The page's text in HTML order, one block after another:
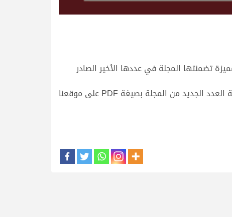
تضمنتها المجلة في عددها الأخير الصادر
تم توزيع المجلة المطبوعة مؤخراً بميدان التحدي على مدار الأسبوع الحالي، ولمن فاته العدد الورقي يمكنه مطالعة العدد الجديد من المجلة بصيغة PDF على موقعنا